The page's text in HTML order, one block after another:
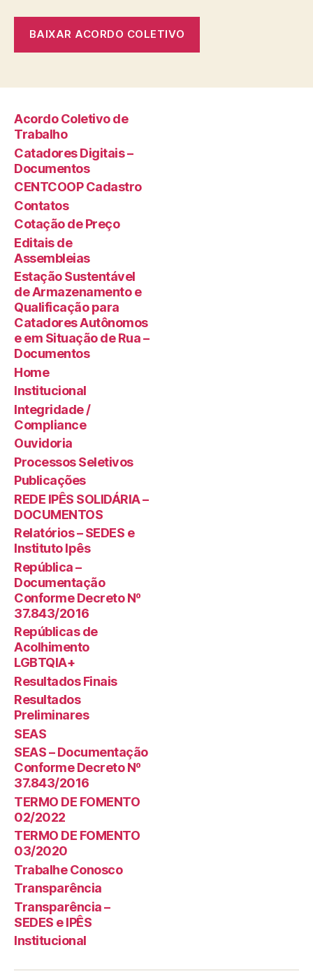
BAIXAR ACORDO COLETIVO
Acordo Coletivo de
Trabalho
Catadores Digitais –
Documentos
CENTCOOP Cadastro
Contatos
Cotação de Preço
Editais de
Assembleias
Estação Sustentável
de Armazenamento e
Qualificação para
Catadores Autônomos
e em Situação de Rua –
Documentos
Home
Institucional
Integridade /
Compliance
Ouvidoria
Processos Seletivos
Publicações
REDE IPÊS SOLIDÁRIA –
DOCUMENTOS
Relatórios – SEDES e
Instituto Ipês
República –
Documentação
Conforme Decreto Nº
37.843/2016
Repúblicas de
Acolhimento
LGBTQIA+
Resultados Finais
Resultados
Preliminares
SEAS
SEAS – Documentação
Conforme Decreto Nº
37.843/2016
TERMO DE FOMENTO
02/2022
TERMO DE FOMENTO
03/2020
Trabalhe Conosco
Transparência
Transparência –
SEDES e IPÊS
Institucional